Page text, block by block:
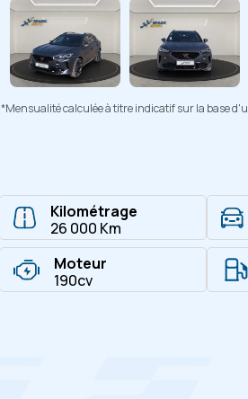
*Mensualité calculée à titre indicatif sur la base
Kilométrage
26 000 Km
Moteur
190cv